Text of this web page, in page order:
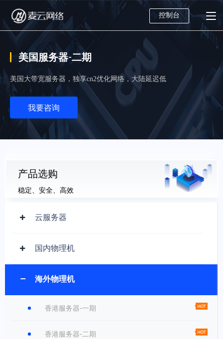
控制台
美国服务器-二期
美国大带宽服务器，独享cn2优化网络，大陆延迟低
我要咨询
产品选购
稳定、安全、高效
云服务器
国内物理机
海外物理机
香港服务器-一期
香港服务器-二期